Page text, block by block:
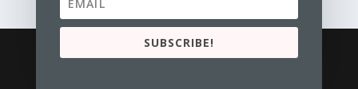
Business Content Media
SUBSCRIBE!